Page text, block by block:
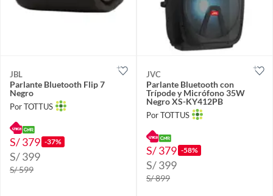
JBL
Parlante Bluetooth Flip 7
Negro
Por TOTTUS
S/ 379 -37%
S/ 399
S/ 599
JVC
Parlante Bluetooth con
Trípode y Micrófono 35W
Negro XS-KY412PB
Por TOTTUS
S/ 379 -58%
S/ 399
S/ 899